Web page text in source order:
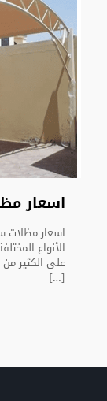
اسعار
اسعار مظلات
الأنواع
على الكثير
[…]